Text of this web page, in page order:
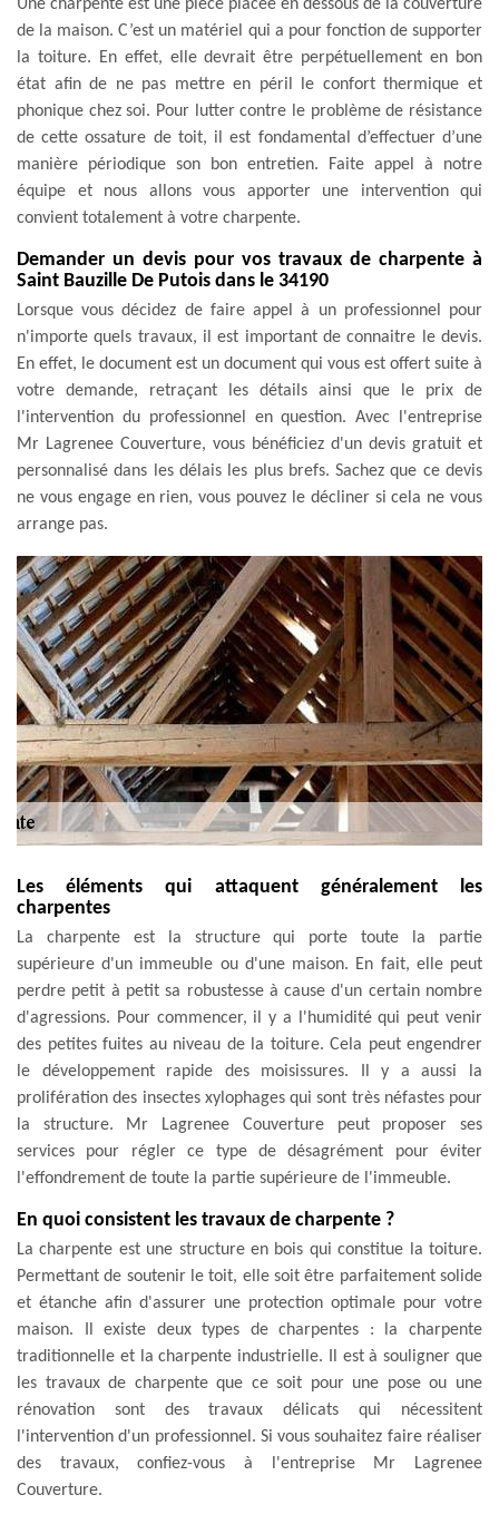
Une charpente est une pièce placée en dessous de la couverture
de la maison. C’est un matériel qui a pour fonction de supporter
la toiture. En effet, elle devrait être perpétuellement en bon
état afin de ne pas mettre en péril le confort thermique et
phonique chez soi. Pour lutter contre le problème de résistance
de cette ossature de toit, il est fondamental d’effectuer d’une
manière périodique son bon entretien. Faite appel à notre
équipe et nous allons vous apporter une intervention qui
convient totalement à votre charpente.
Demander un devis pour vos travaux de charpente à
Saint Bauzille De Putois dans le 34190
Lorsque vous décidez de faire appel à un professionnel pour
n'importe quels travaux, il est important de connaitre le devis.
En effet, le document est un document qui vous est offert suite à
votre demande, retraçant les détails ainsi que le prix de
l'intervention du professionnel en question. Avec l'entreprise
Mr Lagrenee Couverture, vous bénéficiez d'un devis gratuit et
personnalisé dans les délais les plus brefs. Sachez que ce devis
ne vous engage en rien, vous pouvez le décliner si cela ne vous
arrange pas.
Les éléments qui attaquent généralement les
charpentes
La charpente est la structure qui porte toute la partie
supérieure d'un immeuble ou d'une maison. En fait, elle peut
perdre petit à petit sa robustesse à cause d'un certain nombre
d'agressions. Pour commencer, il y a l'humidité qui peut venir
des petites fuites au niveau de la toiture. Cela peut engendrer
le développement rapide des moisissures. Il y a aussi la
prolifération des insectes xylophages qui sont très néfastes pour
la structure. Mr Lagrenee Couverture peut proposer ses
services pour régler ce type de désagrément pour éviter
l'effondrement de toute la partie supérieure de l'immeuble.
En quoi consistent les travaux de charpente ?
La charpente est une structure en bois qui constitue la toiture.
Permettant de soutenir le toit, elle soit être parfaitement solide
et étanche afin d'assurer une protection optimale pour votre
maison. Il existe deux types de charpentes : la charpente
traditionnelle et la charpente industrielle. Il est à souligner que
les travaux de charpente que ce soit pour une pose ou une
rénovation sont des travaux délicats qui nécessitent
l'intervention d'un professionnel. Si vous souhaitez faire réaliser
des travaux, confiez-vous à l'entreprise Mr Lagrenee
Couverture.